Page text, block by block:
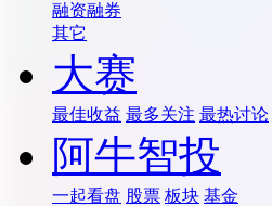
融资融券
其它
大赛
最佳收益 最多关注 最热讨论
阿牛智投
一起看盘 股票 板块 基金